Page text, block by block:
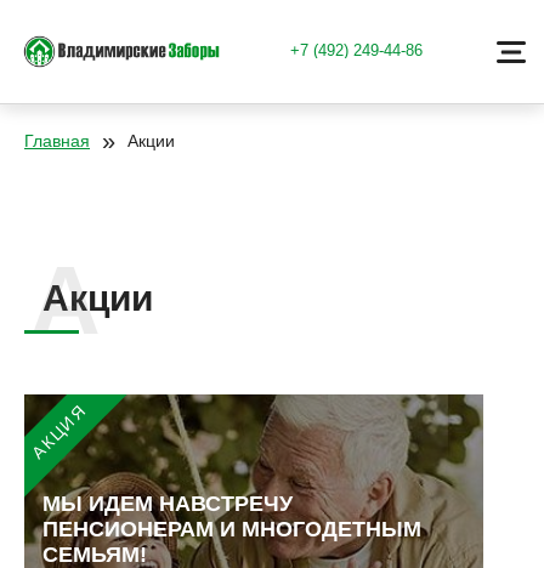
+7 (492) 249-44-86
Главная » Акции
Акции
МЫ ИДЕМ НАВСТРЕЧУ
ПЕНСИОНЕРАМ И МНОГОДЕТНЫМ
СЕМЬЯМ!